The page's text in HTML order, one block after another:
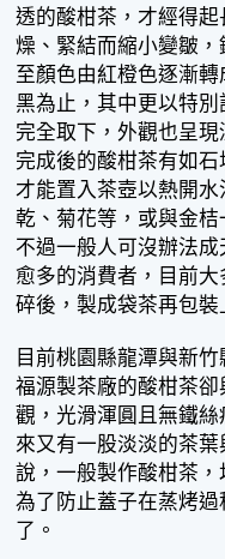
透的酸柑茶，才經得
燥、緊結而縮小變皺
至顏色由紅橙色逐漸
黑為止，其中更以特
完全取下，外觀也呈現
完成後的酸柑茶有如石
才能置入茶壺以熱開
乾、菊花等，或與金桔
不過一般人可沒辦法
愈多的消費者，目前
碎後，製成袋茶再包裝
目前桃園縣龍潭與新
福源製茶廠的酸柑茶
觀，光滑渾圓且無鐵
來又有一股淡淡的茶
說，一般製作酸柑茶，
為了防止蓋子在蒸烤
了。